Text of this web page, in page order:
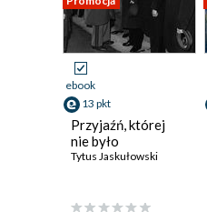
ebook
13 pkt
Przyjaźń, której
nie było
Tytus Jaskułowski